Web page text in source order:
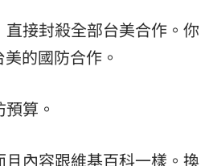
接封殺全部台美合作。你
的國防合作。
算。
內容跟維基百科一樣。換